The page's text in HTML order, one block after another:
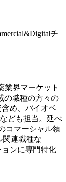
チ
業界マーケット
の職種の方々の
め、バイオベ
ども担当。延べ
コマーシャル領
関連職種な
ンに専門特化